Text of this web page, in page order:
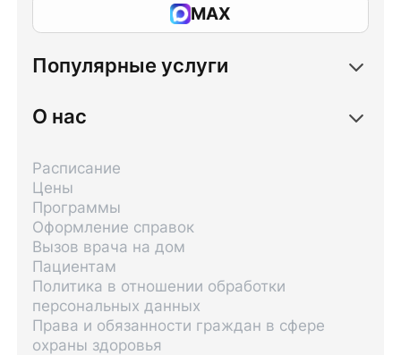
MAX
Популярные услуги
О нас
Расписание
Цены
Программы
Оформление справок
Вызов врача на дом
Пациентам
Политика в отношении обработки
персональных данных
Права и обязанности граждан в сфере
охраны здоровья